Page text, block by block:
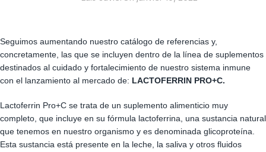
Seguimos aumentando nuestro catálogo de referencias y,
concretamente, las que se incluyen dentro de la línea de suplementos
destinados al cuidado y fortalecimiento de nuestro sistema inmune
con el lanzamiento al mercado de: LACTOFERRIN PRO+C.
Lactoferrin Pro+C se trata de un suplemento alimenticio muy
completo, que incluye en su fórmula lactoferrina, una sustancia natural
que tenemos en nuestro organismo y es denominada glicoproteína.
Esta sustancia está presente en la leche, la saliva y otros fluidos